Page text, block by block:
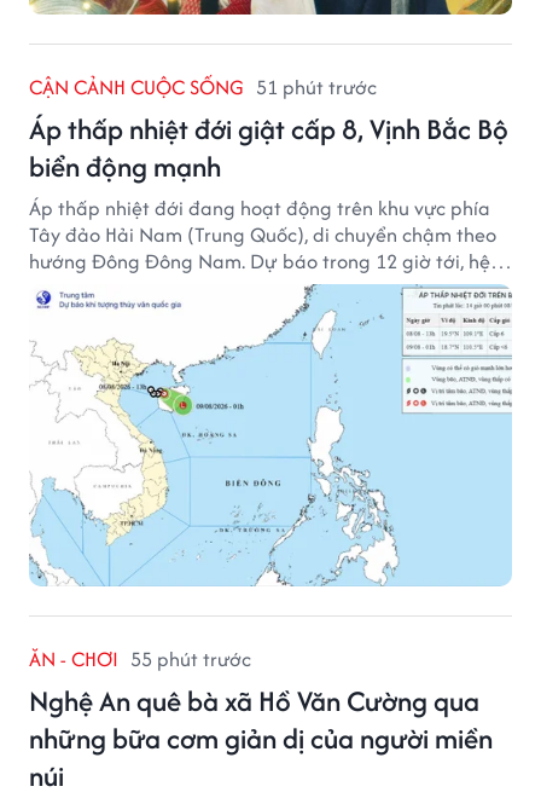
CẬN CẢNH CUỘC SỐNG 51 phút trước
Áp thấp nhiệt đới giật cấp 8, Vịnh Bắc Bộ
biển động mạnh
Áp thấp nhiệt đới đang hoạt động trên khu vực phía
Tây đảo Hải Nam (Trung Quốc), di chuyển chậm theo
hướng Đông Đông Nam. Dự báo trong 12 giờ tới, hệ
thống này suy yếu dần thành vùng áp thấp.
ĂN - CHƠI 55 phút trước
Nghệ An quê bà xã Hồ Văn Cường qua
những bữa cơm giản dị của người miền
núi